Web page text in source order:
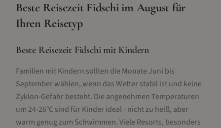
Beste Reisezeit Fidschiim August für
Ihren Reisetyp
Beste Reisezeit Fidschi mit Kindern
Familien mit Kindern sollten die Monate Juni bis
September wählen, wenn das Wetter stabil ist und keine
Zyklon-Gefahr besteht. Die angenehmen Temperaturen
um 24-26°C sind für Kinder ideal - nicht zu heiß, aber
warm genug zum Schwimmen. Viele Resorts, besonders